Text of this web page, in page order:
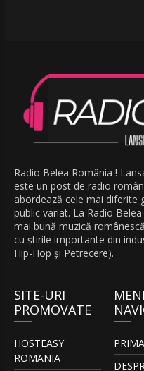
Radio Belea România !
este un post de radio
abordează cele mai diferite
public variat. La Radio
mai bună muzică
cu știrile importante din
Hip-Hop și Petrecere).
SITE-URI
PROMOVATE
HOSTEASY
ROMANIA